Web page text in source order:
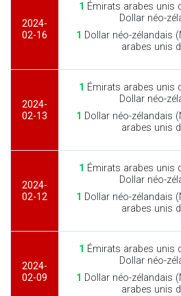
2024-
02-16
1 Émirats arabes unis
Dollar néo-
1 Dollar néo-zélandais
arabes unis
2024-
02-13
1 Émirats arabes unis
Dollar néo-
1 Dollar néo-zélandais
arabes unis
2024-
02-12
1 Émirats arabes unis
Dollar néo-
1 Dollar néo-zélandais
arabes unis
2024-
02-09
1 Émirats arabes unis
Dollar néo-
1 Dollar néo-zélandais
arabes unis